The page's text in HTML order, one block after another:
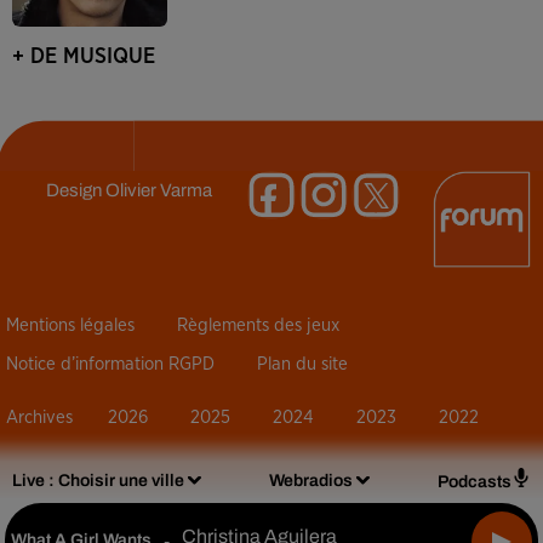
Live : Choisir une ville Webradios Podcasts
Christina Aguilera
+ DE MUSIQUE
DesignOlivier Varma
Mentions légales Règlements des jeux
Notice d’information RGPD Plan du site
Archives 2026 2025 2024 2023 2022